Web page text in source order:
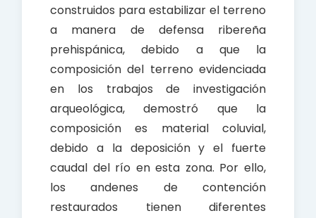
construidos para estabilizar el terreno
a manera de defensa ribereña
prehispánica, debido a que la
composición del terreno evidenciada
en los trabajos de investigación
arqueológica, demostró que la
composición es material coluvial,
debido a la deposición y el fuerte
caudal del río en esta zona. Por ello,
los andenes de contención
restaurados tienen diferentes